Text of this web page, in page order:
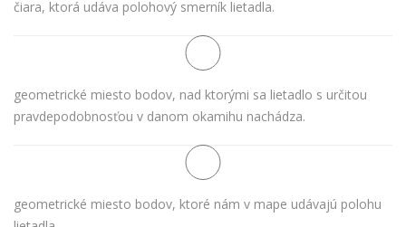
čiara, ktorá udáva polohový smerník lietadla.
geometrické miesto bodov, nad ktorými sa lietadlo s určitou
pravdepodobnosťou v danom okamihu nachádza.
geometrické miesto bodov, ktoré nám v mape udávajú polohu